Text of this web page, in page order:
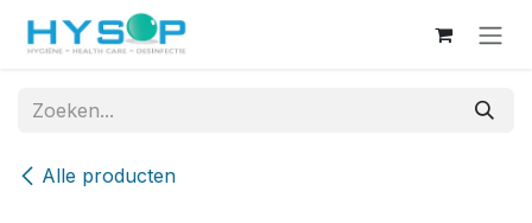
Overslaan naar inhoud
Alle producten